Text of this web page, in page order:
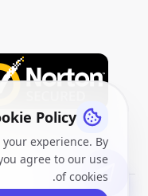
Policy
experience. By
agree to our use
of cookies.